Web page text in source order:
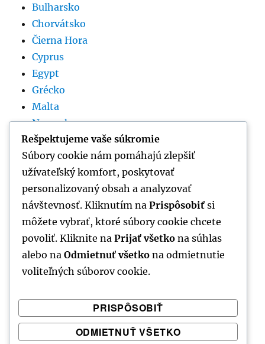
Bulharsko
Chorvátsko
Čierna Hora
Cyprus
Egypt
Grécko
Malta
Nemecko
Rumunsko
Slovinsko
Španielsko
Srbsko
Taliansko
Thajsko
Tunisko
VŠETKY KATEGÓRIE
Rešpektujeme vaše súkromie
Súbory cookie nám pomáhajú zlepšiť
užívateľský komfort, poskytovať
personalizovaný obsah a analyzovať
návštevnosť. Kliknutím na Prispôsobiť si
môžete vybrať, ktoré súbory cookie chcete
povoliť. Kliknite na Prijať všetko na súhlas
alebo na Odmietnuť všetko na odmietnutie
voliteľných súborov cookie.
PRISPÔSOBIŤ
ODMIETNUŤ VŠETKO